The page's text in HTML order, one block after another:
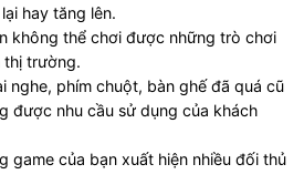
hay tăng lên.
không thể chơi được những trò chơi
thị trường.
nghe, phím chuột, bàn ghế đã quá cũ
được nhu cầu sử dụng của khách
game của bạn xuất hiện nhiều đối thủ